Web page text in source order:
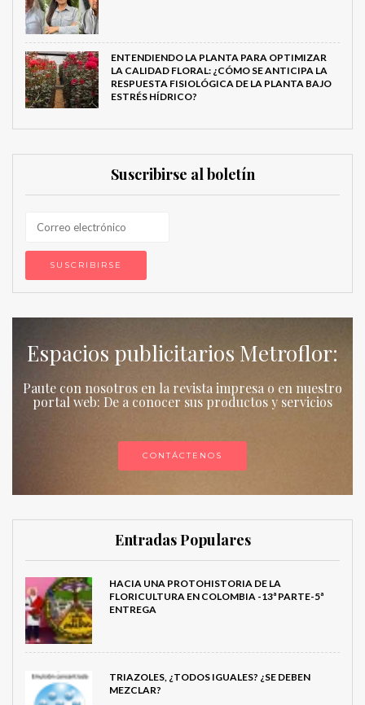
ENTENDIENDO LA PLANTA PARA OPTIMIZAR
LA CALIDAD FLORAL: ¿CÓMO SE ANTICIPA LA
RESPUESTA FISIOLÓGICA DE LA PLANTA BAJO
ESTRÉS HÍDRICO?
Suscribirse al boletín
Espacios publicitarios Metroflor:
Paute con nosotros en la revista impresa o en nuestro
portal web: De a conocer sus productos y servicios
CONTÁCTENOS
Entradas Populares
HACIA UNA PROTOHISTORIA DE LA
FLORICULTURA EN COLOMBIA -13ª PARTE-5ª
ENTREGA
TRIAZOLES, ¿TODOS IGUALES? ¿SE DEBEN
MEZCLAR?